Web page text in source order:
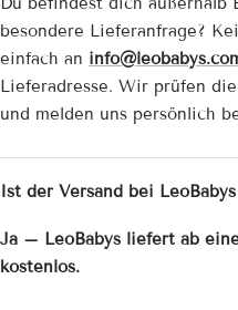
besondere Lieferanfrage?
einfach an
Lieferadresse. Wir prüfen
und melden uns persönlich
Ist der Versand bei
Ja – LeoBabys liefert ab
kostenlos.